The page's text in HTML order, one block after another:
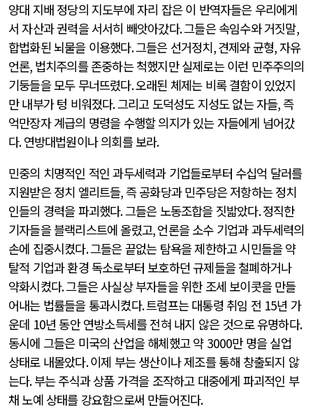
양대 지배 정당의 지도부에 자리 잡은 이 반역자들은 우리에게
서 자산과 권력을 서서히 빼앗아갔다.그들은 속임수와 거짓말,
합법화된 뇌물을 이용했다.그들은 선거정치,견제와 균형,자유
언론, 법치주의를 존중하는 척했지만 실제로는 이런 민주주의의
기둥들을 모두 무너뜨렸다.오래된 체제는 비록 결함이 있었지
만 내부가 텅 비워졌다.그리고 도덕성도 지성도 없는 자들,즉
억만장자 계급의 명령을 수행할 의지가 있는 자들에게 넘어갔
다.연방대법원이나 의회를 보라.
민중의 치명적인 적인 과두세력과 기업들로부터 수십억 달러를
지원받은 정치 엘리트들,즉 공화당과 민주당은 저항하는 정치
인들의 경력을 파괴했다.그들은 노동조합을 짓밟았다.정직한
기자들을 블랙리스트에 올렸고,언론을 소수 기업과 과두세력의
손에 집중시켰다.그들은 끝없는 탐욕을 제한하고 시민들을 약
탈적 기업과 환경 독소로부터 보호하던 규제들을 철폐하거나
약화시켰다.그들은 사실상 부자들을 위한 조세 보이콧을 만들
어내는 법률들을 통과시켰다.트럼프는 대통령 취임 전 15년 가
운데 10년 동안 연방소득세를 전혀 내지 않은 것으로 유명하다.
동시에 그들은 미국의 산업을 해체했고 약 3000만 명을 실업
상태로 내몰았다.이제 부는 생산이나 제조를 통해 창출되지 않
는다.부는 주식과 상품 가격을 조작하고 대중에게 파괴적인 부
채 노예 상태를 강요함으로써 만들어진다.